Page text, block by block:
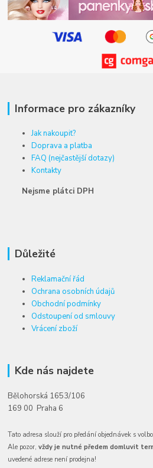
Informace pro zákazníky
Jak nakoupit?
Doprava a platba
FAQ (nejčastější dotazy)
Kontakty
Nejsme plátci DPH
Důležité
Reklamační řád
Ochrana osobních údajů
Obchodní podmínky
Odstoupení od smlouvy
Vrácení zboží
Kde nás najdete
Bělohorská 1653/106
169 00 Praha 6
Tato adresa slouží pro předání objednávek s
Ale pozor,vždy je nutné předem domluvit
uvedené adrese není prodejna!